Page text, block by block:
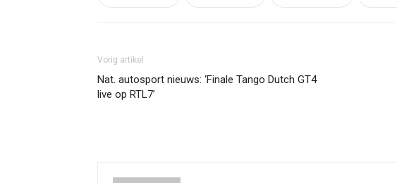
Vorig artikel
Nat. autosport nieuws: ‘Finale Tango Dutch GT4
live op RTL7’